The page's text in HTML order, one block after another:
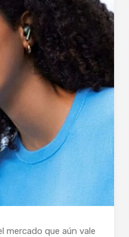
mercado que aún vale